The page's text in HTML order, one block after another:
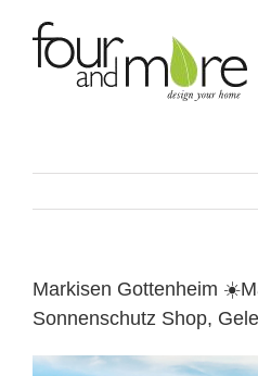
content
Markisen Gottenheim
Sonnenschutz Shop,